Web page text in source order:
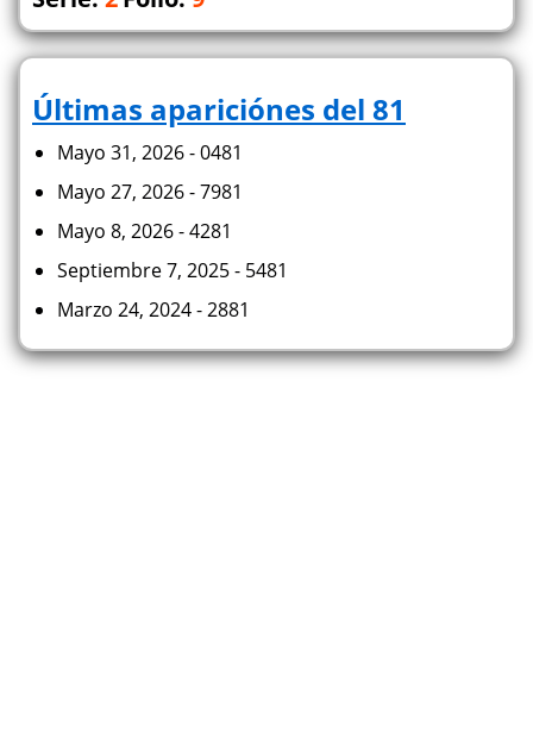
Últimas apariciónes del 81
Mayo 31, 2026 - 0481
Mayo 27, 2026 - 7981
Mayo 8, 2026 - 4281
Septiembre 7, 2025 - 5481
Marzo 24, 2024 - 2881